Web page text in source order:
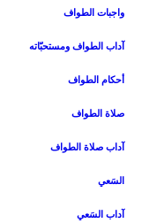
واجبات الطواف‏
آداب الطواف ومستحبّاته‏
أحكام الطواف‏
صلاة الطواف‏
آداب صلاة الطواف‏
السَعي‏
آداب السَعي‏